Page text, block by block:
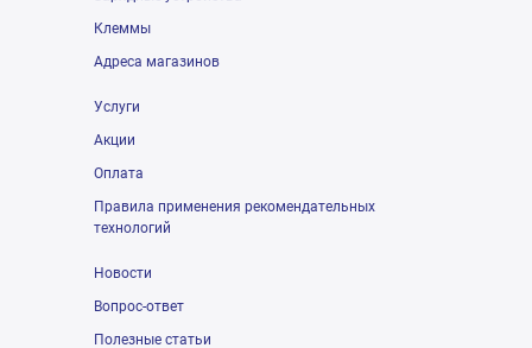
Клеммы
Адреса магазинов
Услуги
Акции
Оплата
Правила применения рекомендательных
технологий
Новости
Вопрос-ответ
Полезные статьи